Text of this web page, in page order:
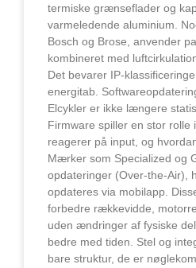
termiske grænseflader og
varmeledende aluminium.
Bosch og Brose, anvender
kombineret med
Det bevarer IP-
energitab.
Elcykler er ikke længere
Firmware spiller en stor rolle
reagerer på input, og
Mærker som Specialized og
opdateringer (Over-the-Air),
opdateres via mobilapp.
forbedre rækkevidde,
uden ændringer af fysiske
bedre med tiden. Stel og
bare struktur, de er